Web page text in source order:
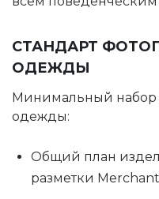
СТАНДАРТ
ОДЕЖДЫ
Минимальный набор
одежды:
Общий план
разметки